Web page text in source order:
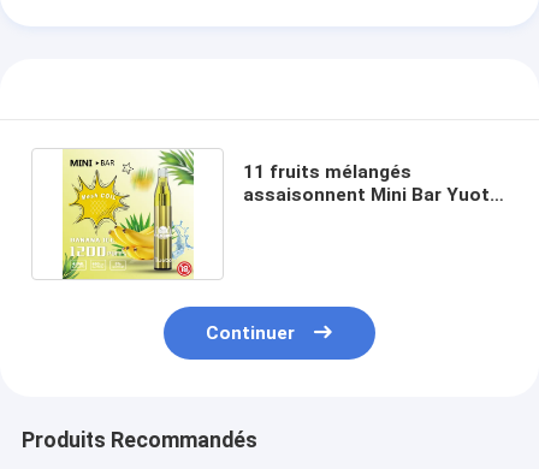
11 fruits mélangés
assaisonnent Mini Bar Yuoto
Continuer
Produits Recommandés